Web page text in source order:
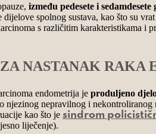
između pedesete i
dijelove spolnog sustava, kao što su
s različitim karakteristikama i
NASTANAK RAKA
endometrija je produljeno
njezinog nepravilnog i
kao što je sindrom
liječenje).